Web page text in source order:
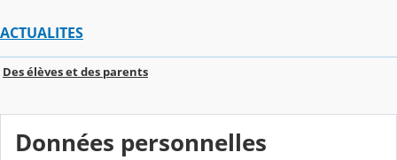
ACTUALITES
Des élèves et des parents
Données personnelles